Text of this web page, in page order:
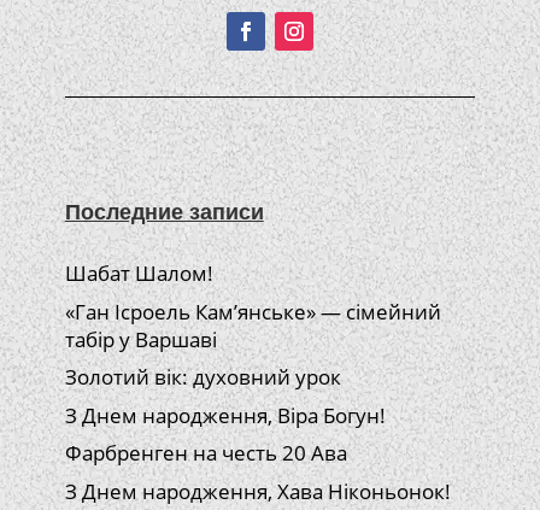
Последние записи
Шабат Шалом!
«Ган Ісроель Кам’янське» — сімейний
табір у Варшаві
Золотий вік: духовний урок
З Днем народження, Віра Богун!
Фарбренген на честь 20 Ава
З Днем народження, Хава Ніконьонок!